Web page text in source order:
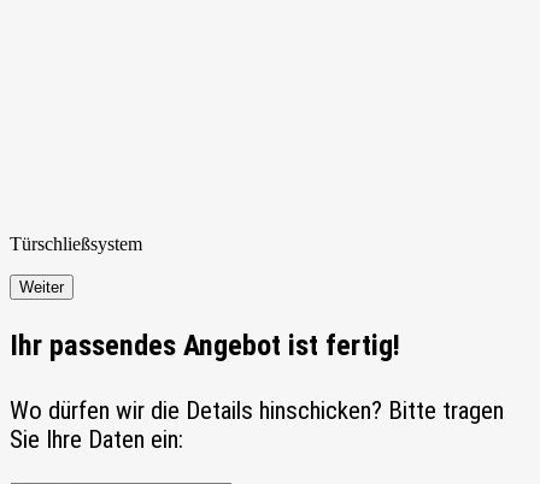
Türschließsystem
Weiter
Ihr passendes Angebot ist fertig!
Wo dürfen wir die Details hinschicken? Bitte tragen
Sie Ihre Daten ein: